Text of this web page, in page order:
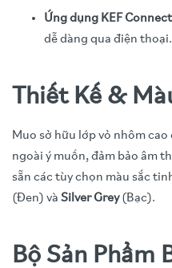
Ứng dụng KEF
dễ dàng qua điện thoại.
Thiết Kế &
Muo sở hữu lớp vỏ nhôm
ngoài ý muốn, đảm bảo âm
sẵn các tùy chọn màu sắc
(Đen) và Silver Grey(Bạc).
Bộ Sản Phẩm